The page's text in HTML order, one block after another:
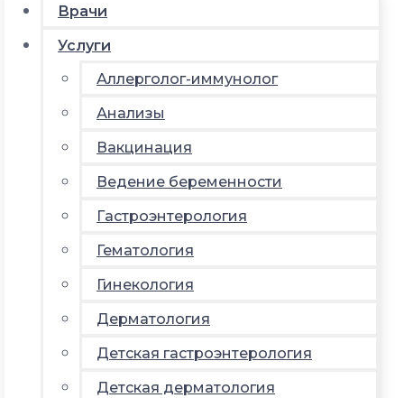
Врачи
Услуги
Аллерголог-иммунолог
Анализы
Вакцинация
Ведение беременности
Гастроэнтерология
Гематология
Гинекология
Дерматология
Детская гастроэнтерология
Детская дерматология